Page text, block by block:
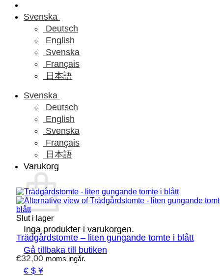
Svenska
Deutsch
English
Svenska
Français
日本語
Svenska
Deutsch
English
Svenska
Français
日本語
Varukorg
Inga produkter i varukorgen.
Gå tillbaka till butiken
€ $ ¥
Slut i lager
Trädgårdstomte – liten gungande tomte i blått
€32,00 moms ingår.